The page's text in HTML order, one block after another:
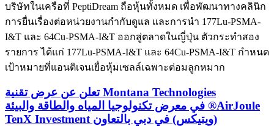
บริษัทในเครือที่ PeptiDream ถือหุ้นทั้งหมด เพื่อพัฒนาทางคลินิก
การยื่นเรื่องต่อหน่วยงานกำกับดูแล และการนำ 177Lu-PSMA-
I&T และ 64Cu-PSMA-I&T ออกสู่ตลาดในญี่ปุ่น ตัวกระทำสอง
รายการ ได้แก่ 177Lu-PSMA-I&T และ 64Cu-PSMA-I&T กำหนด
เป้าหมายที่แอนติเจนเยื่อหุ้มเซลล์เฉพาะต่อมลูกหมาก
‫Montana Technologies تعلن عن عرض تقنية
AirJoule® في معرض تكنولوجيا المياه والطاقة والبيئة
(ويتيكس) في دبي بالتعاون TenX Investment